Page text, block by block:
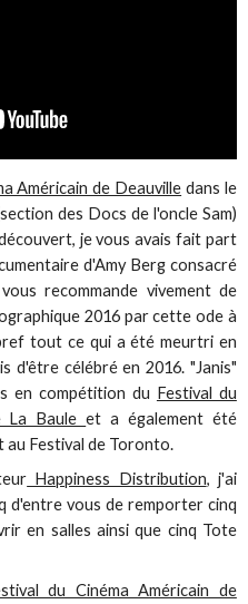
Américain de Deauville dans le
des Docs de l'oncle Sam)
je vous avais fait part
d'Amy Berg consacré
recommande vivement de
2016 par cette ode à
tout ce qui a été meurtri en
d'être célébré en 2016. "Janis"
en compétition du Festival du
La Bauleet a également été
au Festival de Toronto.
Happiness Distribution, j'ai
d'entre vous de remporter cinq
en salles ainsi que cinq Tote
du Cinéma Américain de